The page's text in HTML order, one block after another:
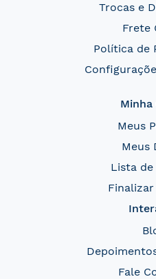
Trocas e
Frete
Política de
Minha
Meus
Meus
Lista de
Fale